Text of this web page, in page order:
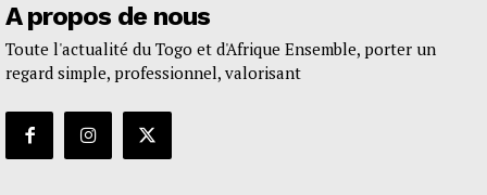
A propos de nous
Toute l'actualité du Togo et d'Afrique Ensemble, porter un
regard simple, professionnel, valorisant